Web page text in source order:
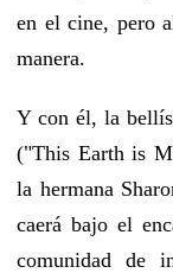
en el cine, pero
manera.
Y con él, la
("This Earth is
la hermana
caerá bajo el
comunidad de